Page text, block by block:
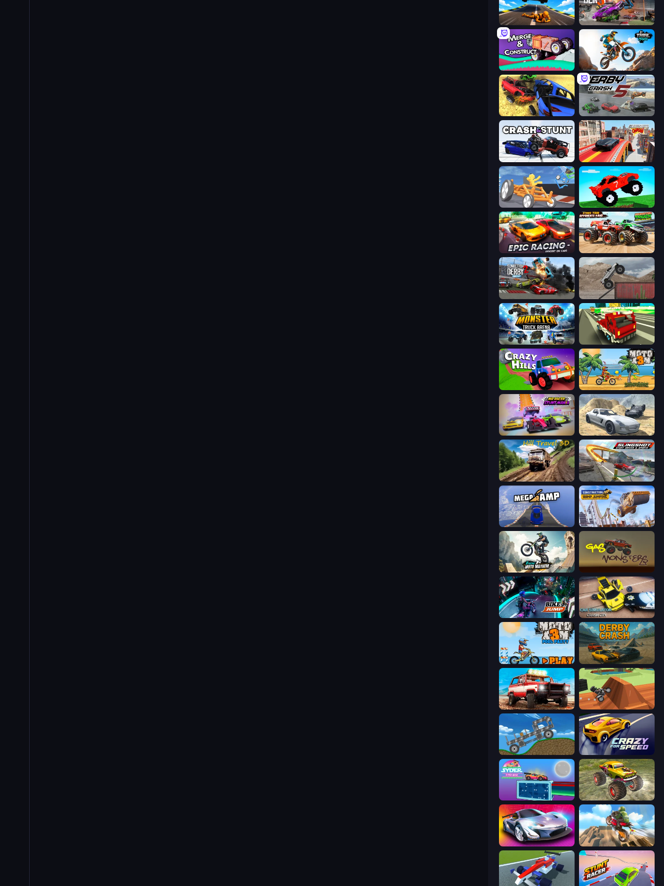
Jump Master: Car Racing Demolition Derby 3
Merge & Construct Trial Mania
Car Crash Simulator Royale Derby Crash 5
Crash & Stunt Slingshot Crash
Draw Crash Race Funny Mad Racing
Epic Racing - Descent on Cars Monster Truck Demolition Derby
Demolition Derby 2 Hard Wheels
Monster Truck Arena Blocky Traffic Racing
Crazy Hills Moto X3M
MR RACER Stunt Mania Derby Crash 2
Hill Travel 3D Slingshot Stunt Driver & Sport
Mega Ramp Car Stunt Construction Ramp Jumping
Xtreme Moto Mayhem
Bike Jump Car Simulator: Crash City
Moto X3M 5: Pool Party Derby Crash
Offroad Masters Challenge Blocky Trials
Move It! Crazy for Speed
Syder Hyper Drive Real Simulator: Monster Truck
Grand Cyber City Cartoon Moto Stunt